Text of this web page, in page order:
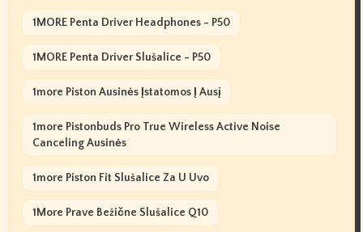
1MORE Penta Driver Headphones - P50
1MORE Penta Driver Slušalice - P50
1more Piston Ausinės Įstatomos Į Ausį
1more Pistonbuds Pro True Wireless Active Noise
Canceling Ausinės
1more Piston Fit Slušalice Za U Uvo
1More Prave Bežične Slušalice Q10